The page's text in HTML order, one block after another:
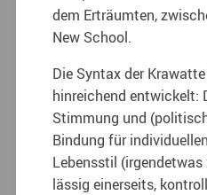
dem Erträumten,
New School.
Die Syntax der
hinreichend entwickelt:
Stimmung und
Bindung für
Lebensstil
lässig einerseits,